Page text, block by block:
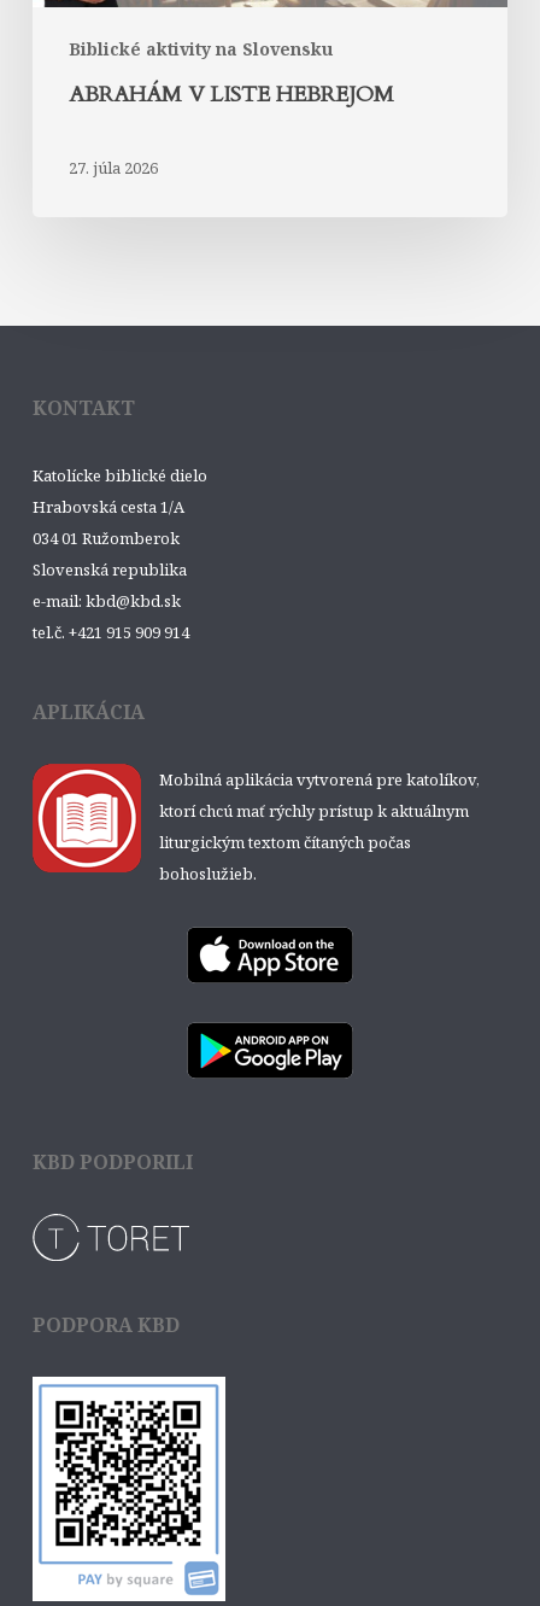
Biblické aktivity na Slovensku
ABRAHÁM V LISTE HEBREJOM
27. júla 2026
KONTAKT
Katolícke biblické dielo
Hrabovská cesta 1/A
034 01 Ružomberok
Slovenská republika
e-mail: kbd@kbd.sk
tel.č. +421 915 909 914
APLIKÁCIA
Mobilná aplikácia vytvorená pre katolíkov,
ktorí chcú mať rýchly prístup k aktuálnym
liturgickým textom čítaných počas
bohoslužieb.
KBD PODPORILI
PODPORA KBD